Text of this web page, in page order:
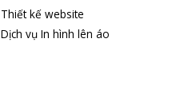
Thiết kế website
Dịch vụ In hình lên áo